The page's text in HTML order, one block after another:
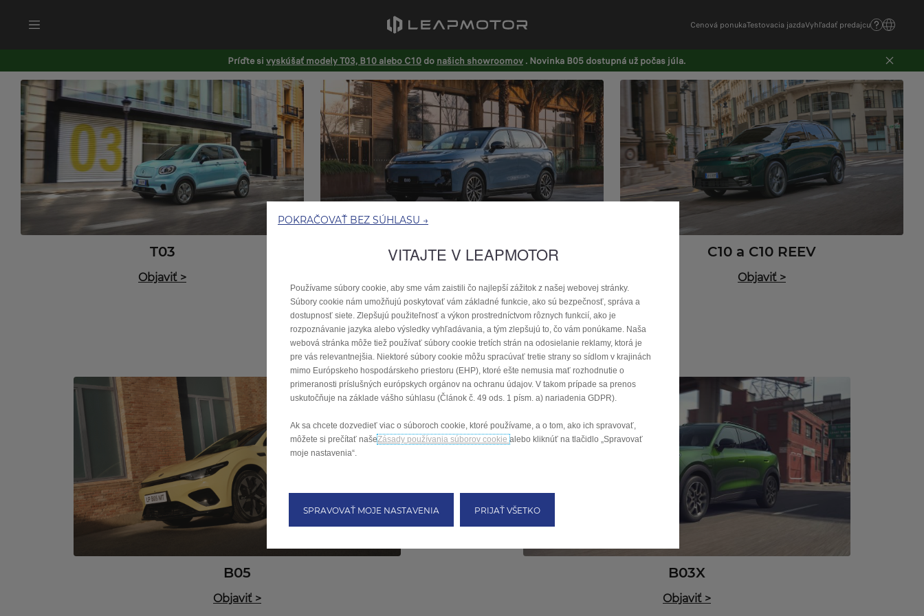
Cenová ponukaTestovacia jazdaVyhľadať predajcu
Príďte si vyskúšať modely T03, B10 alebo C10 do našich showroomov . Novinka B05 dostupná už počas júla.
T03
Objaviť >
B10 a B10 REEV C10 a C10 REEV
Objaviť >
Dostupné už čoskoro
B05
Objaviť >
B03X
Objaviť >
POKRAČOVAŤ BEZ SÚHLASU →
VITAJTE V LEAPMOTOR
Používame súbory cookie, aby sme vám zaistili čo najlepší zážitok z našej webovej stránky.
Súbory cookie nám umožňujú poskytovať vám základné funkcie, ako sú bezpečnosť, správa a
dostupnosť siete. Zlepšujú použiteľnosť a výkon prostredníctvom rôznych funkcií, ako je
rozpoznávanie jazyka alebo výsledky vyhľadávania, a tým zlepšujú to, čo vám ponúkame. Naša
webová stránka môže tiež používať súbory cookie tretích strán na odosielanie reklamy, ktorá je
pre vás relevantnejšia. Niektoré súbory cookie môžu spracúvať tretie strany so sídlom v krajinách
mimo Európskeho hospodárskeho priestoru (EHP), ktoré ešte nemusia mať rozhodnutie o
primeranosti príslušných európskych orgánov na ochranu údajov. V takom prípade sa prenos
uskutočňuje na základe vášho súhlasu (Článok č. 49 ods. 1 písm. a) nariadenia GDPR).
Ak sa chcete dozvedieť viac o súboroch cookie, ktoré používame, a o tom, ako ich spravovať,
môžete si prečítať našeZásady používania súborov cookie alebo kliknúť na tlačidlo „Spravovať
moje nastavenia“.
SPRAVOVAŤ MOJE NASTAVENIA PRIJAŤ VŠETKO